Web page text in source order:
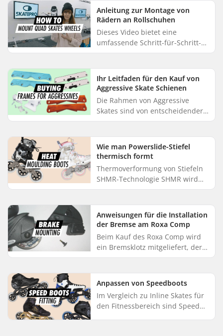
Ausdauer. Überlegst du, dich...
Anleitung zur Montage von
Rädern an Rollschuhen
Dieses Video bietet eine
umfassende Schritt-für-Schritt-
Anleitung für die Montage von
Sie die Rollen Ihrer Rollschuhe ...
Ihr Leitfaden für den Kauf von
Aggressive Skate Schienen
Die Rahmen von Aggressive
Skates sind von entscheidender
Bedeutung für Ihr Setup und
der Rollen und die Grind-
Perform...
Wie man Powerslide-Stiefel
thermisch formt
Thermoverformung von Stiefeln
SHMR-Technologie SHMR wird
auch als Super Heat Mouldable
modernen Rennschuhen zum
Einsatz. ...
Anweisungen für die Installation
der Bremse am Roxa Comp
Beim Kauf des Roxa Comp wird
ein Bremsklotz mitgeliefert, der
einfach zu montieren ist.
Inbuswerkzeuge oder Skate-Tool.
Der Bre...
Anpassen von Speedboots
Im Vergleich zu Inline Skates für
den Fitnessbereich sind Speed